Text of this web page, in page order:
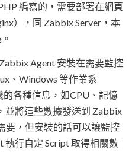
編寫的，需要部署在網頁
），同 Zabbix Server，本
Agent 安裝在需要監控
、Windows 等作業系
各種信息，如CPU、記憶
並將這些數據發送到 Zabbix
要，但安裝的話可以讓監控
執行自定 Script 取得相關數